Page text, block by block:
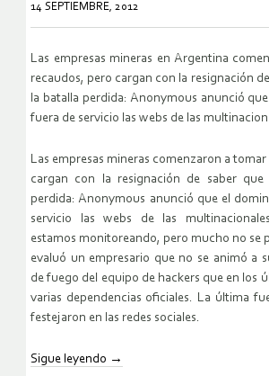
14 SEPTIEMBRE, 2012
Las empresas mineras en Argentina
recaudos, pero cargan con la resignación
la batalla perdida: Anonymous anunció
fuera de servicio las webs de las
Las empresas mineras comenzaron a
cargan con la resignación de saber que
perdida: Anonymous anunció que el
servicio las webs de las
estamos monitoreando, pero mucho no se
evaluó un empresario que no se animó a
de fuego del equipo de hackers que en los
varias dependencias oficiales. La última
festejaron en las redes sociales.
Sigue leyendo →